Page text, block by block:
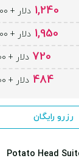
1,240 دلار + 133.000.000 تومان
1,950 دلار + 133.000.000 تومان
720 دلار + 126.000.000 تومان
484 دلار + 126.000.000 تومان
رزرو رایگان
Potato Head